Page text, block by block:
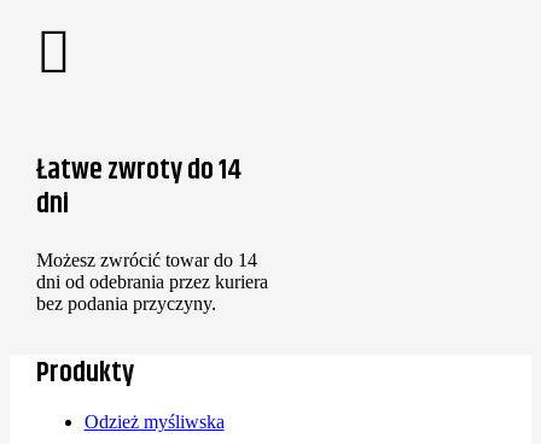
Łatwe zwroty do 14
dni
Możesz zwrócić towar do 14
dni od odebrania przez kuriera
bez podania przyczyny.
Produkty
Odzież myśliwska